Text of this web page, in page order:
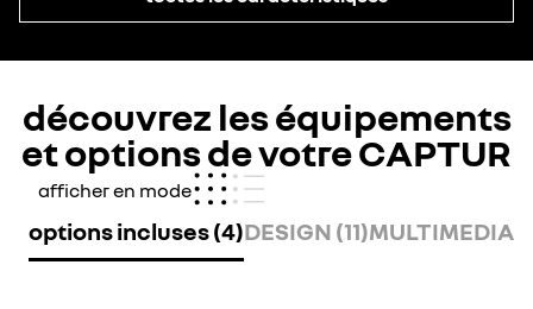
découvrez les équipements
et options de votre CAPTUR
afficher en mode
options incluses (4)DESIGN (11)MULTIMEDIA